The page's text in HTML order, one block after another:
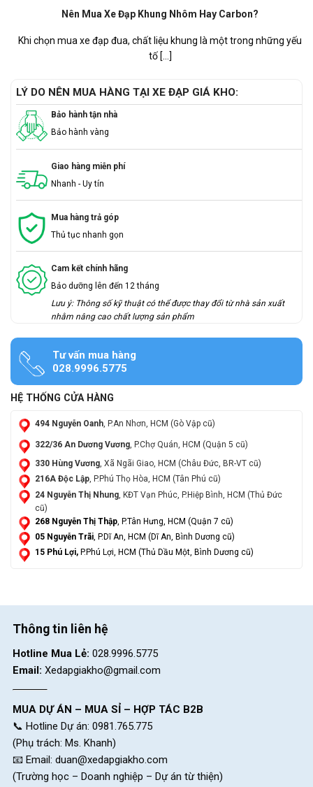
Nên Mua Xe Đạp Khung Nhôm Hay Carbon?
Khi chọn mua xe đạp đua, chất liệu khung là một trong những yếu
tố [...]
LÝ DO NÊN MUA HÀNG TẠI XE ĐẠP GIÁ KHO:
Bảo hành tận nhà
Bảo hành vàng
Giao hàng miễn phí
Nhanh - Uy tín
Mua hàng trả góp
Thủ tục nhanh gọn
Cam kết chính hãng
Bảo dưỡng lên đến 12 tháng
Lưu ý: Thông số kỹ thuật có thể được thay đổi từ nhà sản xuất
nhằm nâng cao chất lượng sản phẩm
Tư vấn mua hàng
028.9996.5775
HỆ THỐNG CỬA HÀNG
494 Nguyễn Oanh , P.An Nhơn, HCM (Gò Vập cũ)
322/36 An Dương Vương , P.Chợ Quán, HCM (Quận 5 cũ)
330 Hùng Vương, Xã Ngãi Giao, HCM (Châu Đức, BR-VT cũ)
216A Độc Lập, P.Phú Thọ Hòa, HCM (Tân Phú cũ)
24 Nguyễn Thị Nhung , KĐT Vạn Phúc, P.Hiệp Bình, HCM (Thủ Đức
cũ)
268 Nguyễn Thị Thập , P.Tân Hưng, HCM (Quận 7 cũ)
05 Nguyễn Trãi, P.Dĩ An, HCM (Dĩ An, Bình Dương cũ)
15 Phú Lợi, P.Phú Lợi, HCM (Thủ Dầu Một, Bình Dương cũ)
Thông tin liên hệ
Hotline Mua Lẻ: 028.9996.5775
Email: Xedapgiakho@gmail.com
MUA DỰ ÁN – MUA SỈ – HỢP TÁC B2B
📞 Hotline Dự án: 0981.765.775
(Phụ trách: Ms. Khanh)
📧 Email: duan@xedapgiakho.com
(Trường học – Doanh nghiệp – Dự án từ thiện)